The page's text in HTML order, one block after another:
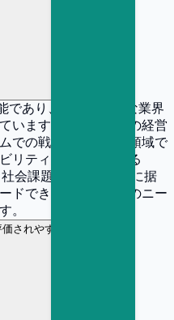
であり、むしろ多様な業界
います。事業会社での経営
での戦略立案、特定領域で
リティ経営を牽引する
会課題を経営の中核に据
ドできる経営人材へのニー
。
されやすいですか？